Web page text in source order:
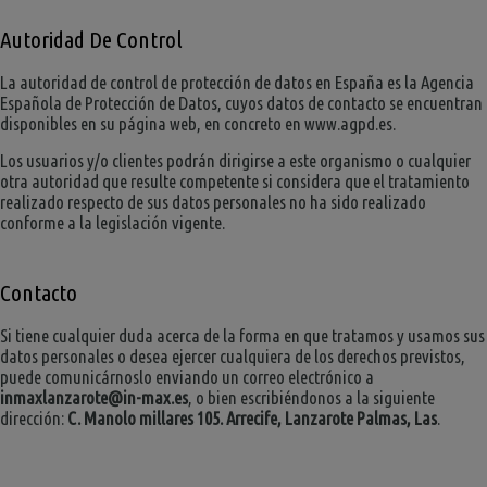
Autoridad De Control
La autoridad de control de protección de datos en España es la Agencia
Española de Protección de Datos, cuyos datos de contacto se encuentran
disponibles en su página web, en concreto en www.agpd.es.
Los usuarios y/o clientes podrán dirigirse a este organismo o cualquier
otra autoridad que resulte competente si considera que el tratamiento
realizado respecto de sus datos personales no ha sido realizado
conforme a la legislación vigente.
Contacto
Si tiene cualquier duda acerca de la forma en que tratamos y usamos sus
datos personales o desea ejercer cualquiera de los derechos previstos,
puede comunicárnoslo enviando un correo electrónico a
inmaxlanzarote@in-max.es , o bien escribiéndonos a la siguiente
dirección: C. Manolo millares 105. Arrecife, Lanzarote Palmas, Las